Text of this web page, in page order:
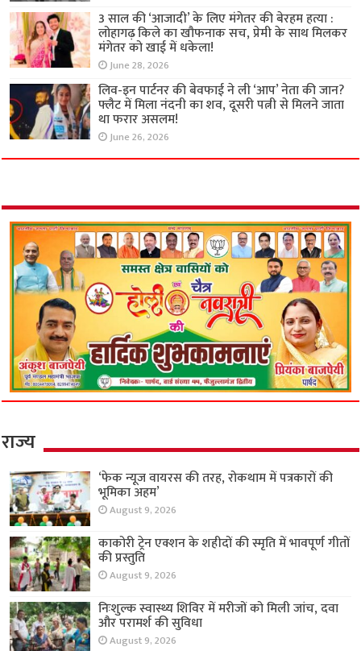
3 साल की ‘आजादी’ के लिए मंगेतर की बेरहम हत्या :
लोहागढ़ किले का खौफनाक सच, प्रेमी के साथ मिलकर
मंगेतर को खाई में धकेला!
June 28, 2026
लिव-इन पार्टनर की बेवफाई ने ली ‘आप’ नेता की जान?
फ्लैट में मिला नंदनी का शव, दूसरी पत्नी से मिलने जाता
था फरार असलम!
June 26, 2026
राज्य
‘फेक न्यूज वायरस की तरह, रोकथाम में पत्रकारों की
भूमिका अहम’
August 9, 2026
काकोरी ट्रेन एक्शन के शहीदों की स्मृति में भावपूर्ण गीतों
की प्रस्तुति
August 9, 2026
निःशुल्क स्वास्थ्य शिविर में मरीजों को मिली जांच, दवा
और परामर्श की सुविधा
August 9, 2026